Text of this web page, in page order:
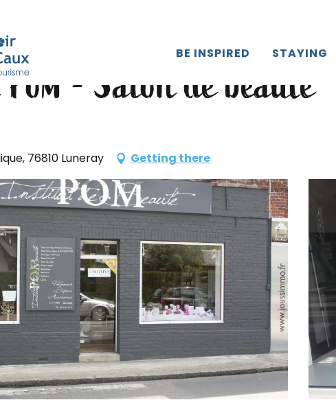
BE INSPIRED STAYING
Salon de beauté
- Salon de beauté
76810 Luneray Getting there